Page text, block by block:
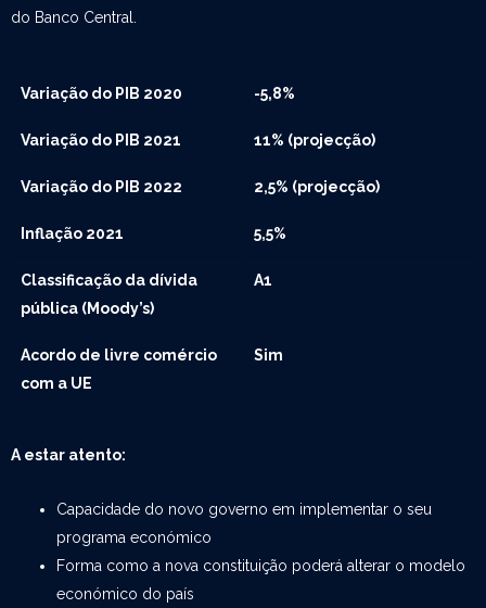
do Banco Central.
Variação do PIB 2020 -5,8%
Variação do PIB 2021 11% (projecção)
Variação do PIB 2022 2,5% (projecção)
Inflação 2021 5,5%
Classificação da dívida
pública (Moody’s)
A1
Acordo de livre comércio
com a UE
Sim
A estar atento:
Capacidade do novo governo em implementar o seu
programa económico
Forma como a nova constituição poderá alterar o modelo
económico do país